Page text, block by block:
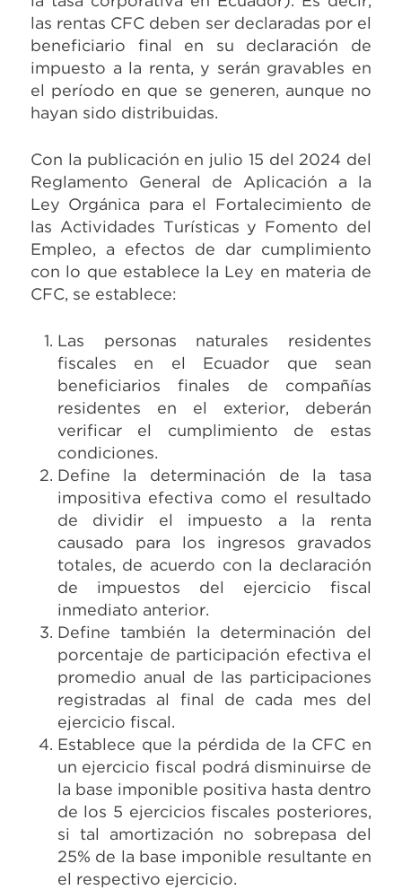
las rentas CFC deben ser declaradas por el
beneficiario final en su declaración de
impuesto a la renta, y serán gravables en
el período en que se generen, aunque no
hayan sido distribuidas.
Con la publicación en julio 15 del 2024 del
Reglamento General de Aplicación a la
Ley Orgánica para el Fortalecimiento de
las Actividades Turísticas y Fomento del
Empleo, a efectos de dar cumplimiento
con lo que establece la Ley en materia de
CFC, se establece:
Las personas naturales residentes
fiscales en el Ecuador que sean
beneficiarios finales de compañías
residentes en el exterior, deberán
verificar el cumplimiento de estas
condiciones.
Define la determinación de la tasa
impositiva efectiva como el resultado
de dividir el impuesto a la renta
causado para los ingresos gravados
totales, de acuerdo con la declaración
de impuestos del ejercicio fiscal
inmediato anterior.
Define también la determinación del
porcentaje de participación efectiva el
promedio anual de las participaciones
registradas al final de cada mes del
ejercicio fiscal.
Establece que la pérdida de la CFC en
un ejercicio fiscal podrá disminuirse de
la base imponible positiva hasta dentro
de los 5 ejercicios fiscales posteriores,
si tal amortización no sobrepasa del
25% de la base imponible resultante en
el respectivo ejercicio.